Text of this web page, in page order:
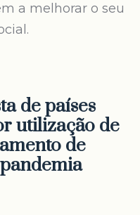
a melhorar o seu
de países
utilização de
de